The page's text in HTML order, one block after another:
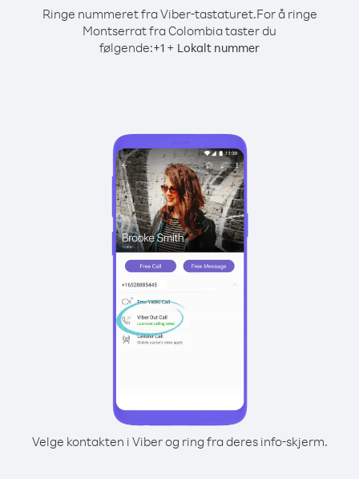
Ringe nummeret fra Viber-tastaturet.For å ringe
Montserrat fra Colombia taster du
følgende:+1 + Lokalt nummer
Velge kontakten i Viber og ring fra deres info-skjerm.